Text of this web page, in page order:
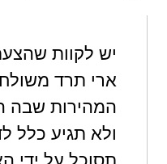
יש לקוות
ארי תרד
המהירות שבה
ולא תגיע כלל